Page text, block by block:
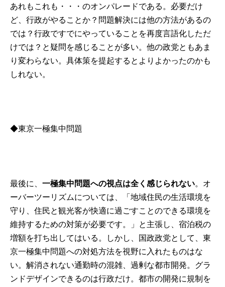
あれもこれも・・・のオンパレードである。必要だけ
ど、行政がやることか？問題解決には他の方法があるの
では？行政ですでにやっていることを再度言語化しただ
けでは？と疑問を感じることが多い。他の政党ともあま
り変わらない。具体策を提起するとよりよかったのかも
しれない。
◆東京一極集中問題
最後に、一極集中問題への視点は全く感じられない。オ
ーバーツーリズムについては、「地域住民の生活環境を
守り、住民と観光客が快適に過ごすことのできる環境を
維持するための対策が必要です。」と主張し、宿泊税の
増額を打ち出してはいる。しかし、国政政党として、東
京一極集中問題への対処方法を視野に入れたものはな
い。解消されない通勤時の混雑、過剰な都市開発。グラ
ンドデザインできるのは行政だけ。都市の開発に規制を